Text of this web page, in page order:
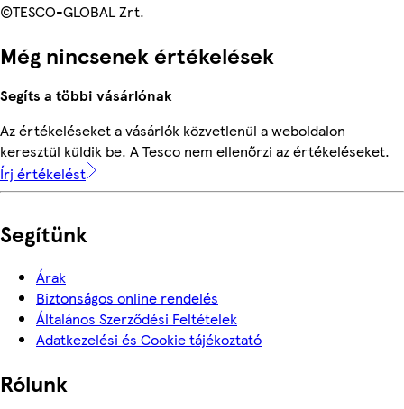
©TESCO-GLOBAL Zrt.
Még nincsenek értékelések
Segíts a többi vásárlónak
Az értékeléseket a vásárlók közvetlenül a weboldalon
keresztül küldik be. A Tesco nem ellenőrzi az értékeléseket.
Írj értékelést
Segítünk
Árak
Biztonságos online rendelés
Általános Szerződési Feltételek
Adatkezelési és Cookie tájékoztató
Rólunk